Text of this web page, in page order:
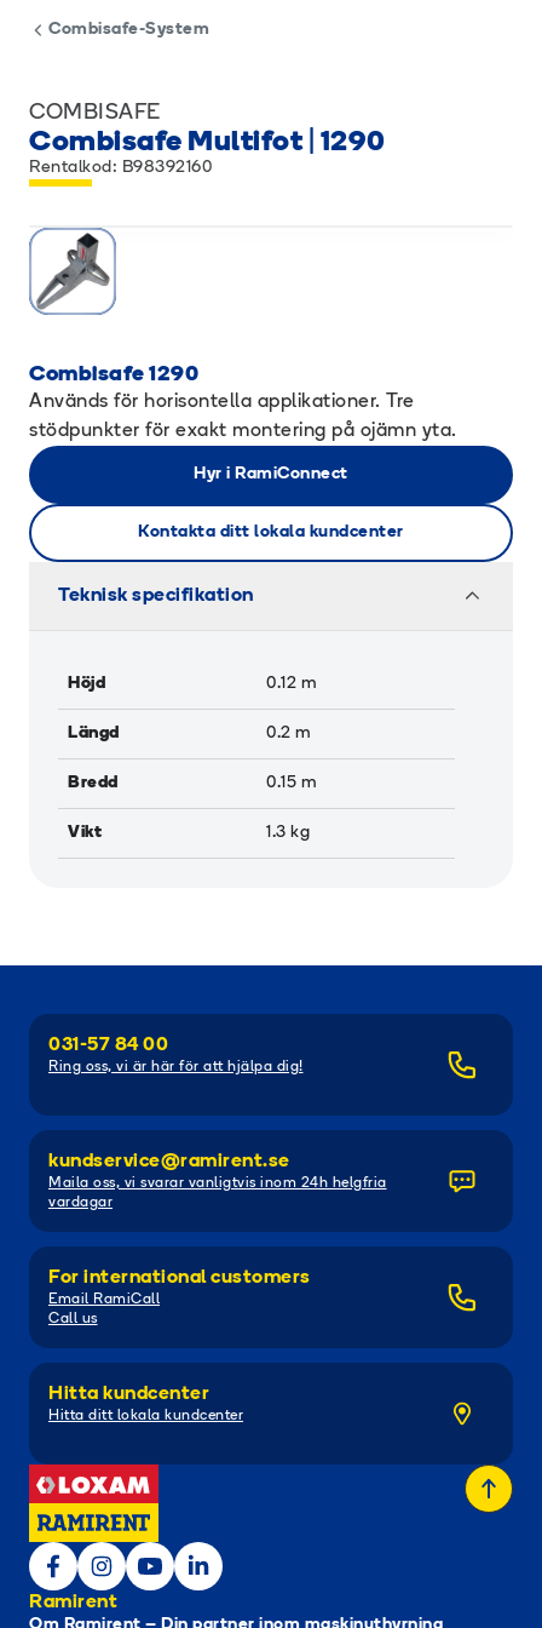
Combisafe-System
COMBISAFE
Combisafe Multifot | 1290
Rentalkod: B98392160
Combisafe 1290
Används för horisontella applikationer. Tre
stödpunkter för exakt montering på ojämn yta.
Hyr i RamiConnect
Kontakta ditt lokala kundcenter
Teknisk specifikation
Höjd 0.12 m
Längd 0.2 m
Bredd 0.15 m
Vikt 1.3 kg
031-57 84 00
Ring oss, vi är här för att hjälpa dig!
kundservice@ramirent.se
Maila oss, vi svarar vanligtvis inom 24h helgfria
vardagar
For international customers
Email RamiCall
Call us
Hitta kundcenter
Hitta ditt lokala kundcenter
Ramirent